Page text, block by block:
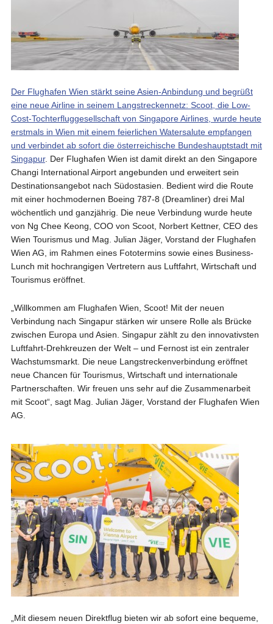
Der Flughafen Wien stärkt seine Asien-Anbindung und begrüßt
eine neue Airline in seinem Langstreckennetz: Scoot, die Low-
Cost-Tochterfluggesellschaft von Singapore Airlines, wurde heute
erstmals in Wien mit einem feierlichen Watersalute empfangen
und verbindet ab sofort die österreichische Bundeshauptstadt mit
Singapur. Der Flughafen Wien ist damit direkt an den Singapore
Changi International Airport angebunden und erweitert sein
Destinationsangebot nach Südostasien. Bedient wird die Route
mit einer hochmodernen Boeing 787-8 (Dreamliner) drei Mal
wöchentlich und ganzjährig. Die neue Verbindung wurde heute
von Ng Chee Keong, COO von Scoot, Norbert Kettner, CEO des
Wien Tourismus und Mag. Julian Jäger, Vorstand der Flughafen
Wien AG, im Rahmen eines Fototermins sowie eines Business-
Lunch mit hochrangigen Vertretern aus Luftfahrt, Wirtschaft und
Tourismus eröffnet.
„Willkommen am Flughafen Wien, Scoot! Mit der neuen
Verbindung nach Singapur stärken wir unsere Rolle als Brücke
zwischen Europa und Asien. Singapur zählt zu den innovativsten
Luftfahrt-Drehkreuzen der Welt – und Fernost ist ein zentraler
Wachstumsmarkt. Die neue Langstreckenverbindung eröffnet
neue Chancen für Tourismus, Wirtschaft und internationale
Partnerschaften. Wir freuen uns sehr auf die Zusammenarbeit
mit Scoot“, sagt Mag. Julian Jäger, Vorstand der Flughafen Wien
AG.
„Mit diesem neuen Direktflug bieten wir ab sofort eine bequeme,